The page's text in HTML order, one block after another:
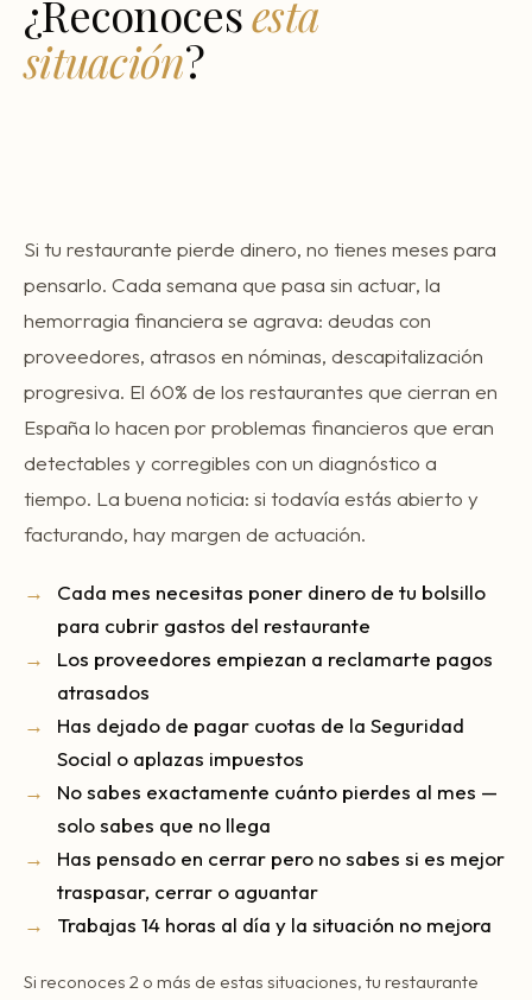
Consultoría Barcelona
Por qué fracasan
¿Reconocesesta
situación?
Si tu restaurante pierde dinero, no tienes meses para
pensarlo. Cada semana que pasa sin actuar, la
hemorragia financiera se agrava: deudas con
proveedores, atrasos en nóminas, descapitalización
progresiva. El 60% de los restaurantes que cierran en
España lo hacen por problemas financieros que eran
detectables y corregibles con un diagnóstico a
tiempo. La buena noticia: si todavía estás abierto y
facturando, hay margen de actuación.
Cada mes necesitas poner dinero de tu bolsillo
para cubrir gastos del restaurante
Los proveedores empiezan a reclamarte pagos
atrasados
Has dejado de pagar cuotas de la Seguridad
Social o aplazas impuestos
No sabes exactamente cuánto pierdes al mes —
solo sabes que no llega
Has pensado en cerrar pero no sabes si es mejor
traspasar, cerrar o aguantar
Trabajas 14 horas al día y la situación no mejora
Si reconoces 2 o más de estas situaciones, tu restaurante